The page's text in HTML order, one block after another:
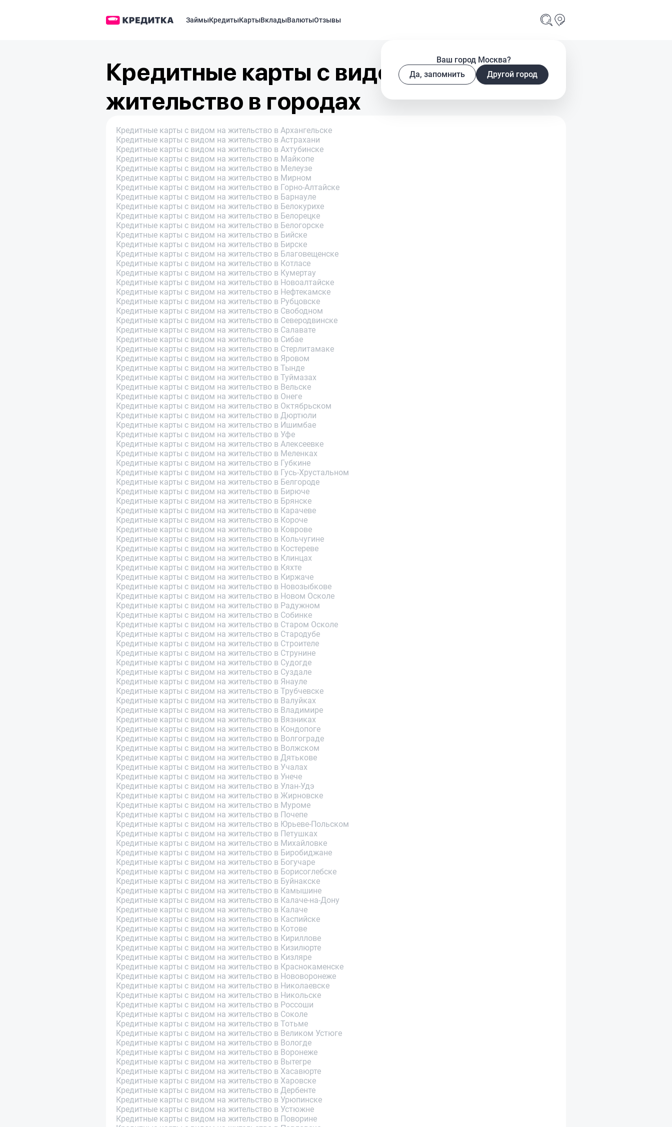
ЗаймыКредитыКартыВкладыВалютыОтзывы
Ваш город Москва?
Да, запомнить
Другой город
Кредитные карты с видом на
жительство в городах
Кредитные карты с видом на жительство в Архангельске
Кредитные карты с видом на жительство в Астрахани
Кредитные карты с видом на жительство в Ахтубинске
Кредитные карты с видом на жительство в Майкопе
Кредитные карты с видом на жительство в Мелеузе
Кредитные карты с видом на жительство в Мирном
Кредитные карты с видом на жительство в Горно-Алтайске
Кредитные карты с видом на жительство в Барнауле
Кредитные карты с видом на жительство в Белокурихе
Кредитные карты с видом на жительство в Белорецке
Кредитные карты с видом на жительство в Белогорске
Кредитные карты с видом на жительство в Бийске
Кредитные карты с видом на жительство в Бирске
Кредитные карты с видом на жительство в Благовещенске
Кредитные карты с видом на жительство в Котласе
Кредитные карты с видом на жительство в Кумертау
Кредитные карты с видом на жительство в Новоалтайске
Кредитные карты с видом на жительство в Нефтекамске
Кредитные карты с видом на жительство в Рубцовске
Кредитные карты с видом на жительство в Свободном
Кредитные карты с видом на жительство в Северодвинске
Кредитные карты с видом на жительство в Салавате
Кредитные карты с видом на жительство в Сибае
Кредитные карты с видом на жительство в Стерлитамаке
Кредитные карты с видом на жительство в Яровом
Кредитные карты с видом на жительство в Тынде
Кредитные карты с видом на жительство в Туймазах
Кредитные карты с видом на жительство в Вельске
Кредитные карты с видом на жительство в Онеге
Кредитные карты с видом на жительство в Октябрьском
Кредитные карты с видом на жительство в Дюртюли
Кредитные карты с видом на жительство в Ишимбае
Кредитные карты с видом на жительство в Уфе
Кредитные карты с видом на жительство в Алексеевке
Кредитные карты с видом на жительство в Меленках
Кредитные карты с видом на жительство в Губкине
Кредитные карты с видом на жительство в Гусь-Хрустальном
Кредитные карты с видом на жительство в Белгороде
Кредитные карты с видом на жительство в Бирюче
Кредитные карты с видом на жительство в Брянске
Кредитные карты с видом на жительство в Карачеве
Кредитные карты с видом на жительство в Короче
Кредитные карты с видом на жительство в Коврове
Кредитные карты с видом на жительство в Кольчугине
Кредитные карты с видом на жительство в Костереве
Кредитные карты с видом на жительство в Клинцах
Кредитные карты с видом на жительство в Кяхте
Кредитные карты с видом на жительство в Киржаче
Кредитные карты с видом на жительство в Новозыбкове
Кредитные карты с видом на жительство в Новом Осколе
Кредитные карты с видом на жительство в Радужном
Кредитные карты с видом на жительство в Собинке
Кредитные карты с видом на жительство в Старом Осколе
Кредитные карты с видом на жительство в Стародубе
Кредитные карты с видом на жительство в Строителе
Кредитные карты с видом на жительство в Струнине
Кредитные карты с видом на жительство в Судогде
Кредитные карты с видом на жительство в Суздале
Кредитные карты с видом на жительство в Янауле
Кредитные карты с видом на жительство в Трубчевске
Кредитные карты с видом на жительство в Валуйках
Кредитные карты с видом на жительство в Владимире
Кредитные карты с видом на жительство в Вязниках
Кредитные карты с видом на жительство в Кондопоге
Кредитные карты с видом на жительство в Волгограде
Кредитные карты с видом на жительство в Волжском
Кредитные карты с видом на жительство в Дятькове
Кредитные карты с видом на жительство в Учалах
Кредитные карты с видом на жительство в Унече
Кредитные карты с видом на жительство в Улан-Удэ
Кредитные карты с видом на жительство в Жирновске
Кредитные карты с видом на жительство в Муроме
Кредитные карты с видом на жительство в Почепе
Кредитные карты с видом на жительство в Юрьеве-Польском
Кредитные карты с видом на жительство в Петушках
Кредитные карты с видом на жительство в Михайловке
Кредитные карты с видом на жительство в Биробиджане
Кредитные карты с видом на жительство в Богучаре
Кредитные карты с видом на жительство в Борисоглебске
Кредитные карты с видом на жительство в Буйнакске
Кредитные карты с видом на жительство в Камышине
Кредитные карты с видом на жительство в Калаче-на-Дону
Кредитные карты с видом на жительство в Калаче
Кредитные карты с видом на жительство в Каспийске
Кредитные карты с видом на жительство в Котове
Кредитные карты с видом на жительство в Кириллове
Кредитные карты с видом на жительство в Кизилюрте
Кредитные карты с видом на жительство в Кизляре
Кредитные карты с видом на жительство в Краснокаменске
Кредитные карты с видом на жительство в Нововоронеже
Кредитные карты с видом на жительство в Николаевске
Кредитные карты с видом на жительство в Никольске
Кредитные карты с видом на жительство в Россоши
Кредитные карты с видом на жительство в Соколе
Кредитные карты с видом на жительство в Тотьме
Кредитные карты с видом на жительство в Великом Устюге
Кредитные карты с видом на жительство в Вологде
Кредитные карты с видом на жительство в Воронеже
Кредитные карты с видом на жительство в Вытегре
Кредитные карты с видом на жительство в Хасавюрте
Кредитные карты с видом на жительство в Харовске
Кредитные карты с видом на жительство в Дербенте
Кредитные карты с видом на жительство в Урюпинске
Кредитные карты с видом на жительство в Устюжне
Кредитные карты с видом на жительство в Поворине